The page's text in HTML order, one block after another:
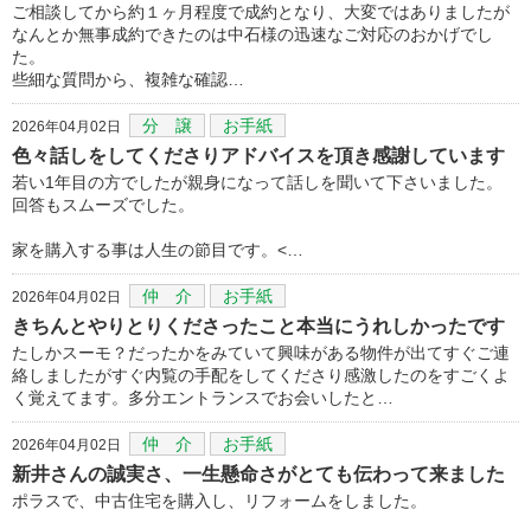
ご相談してから約１ヶ月程度で成約となり、大変ではありましたが
なんとか無事成約できたのは中石様の迅速なご対応のおかげでし
た。
些細な質問から、複雑な確認…
2026年04月02日 分 譲 お手紙
色々話しをしてくださりアドバイスを頂き感謝しています
若い1年目の方でしたが親身になって話しを聞いて下さいました。
回答もスムーズでした。
家を購入する事は人生の節目です。<…
2026年04月02日 仲 介 お手紙
きちんとやりとりくださったこと本当にうれしかったです
たしかスーモ？だったかをみていて興味がある物件が出てすぐご連
絡しましたがすぐ内覧の手配をしてくださり感激したのをすごくよ
く覚えてます。多分エントランスでお会いしたと…
2026年04月02日 仲 介 お手紙
新井さんの誠実さ、一生懸命さがとても伝わって来ました
ポラスで、中古住宅を購入し、リフォームをしました。